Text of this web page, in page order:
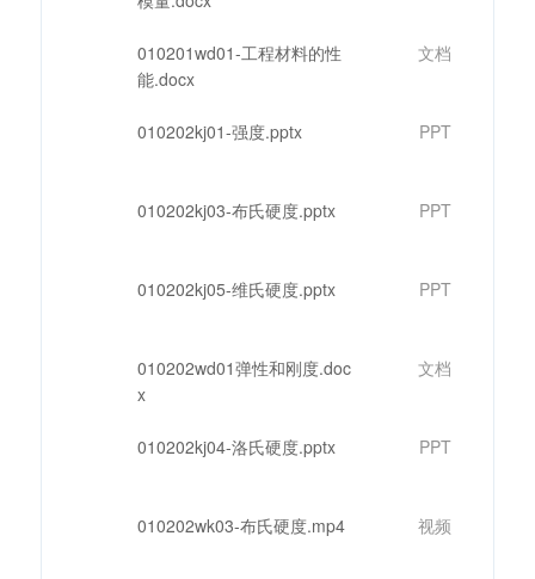
010201wd01-工程材料的性
能.docx
文档
010202kj01-强度.pptx PPT
010202kj03-布氏硬度.pptx PPT
010202kj05-维氏硬度.pptx PPT
010202wd01弹性和刚度.doc
x
文档
010202kj04-洛氏硬度.pptx PPT
010202wk03-布氏硬度.mp4 视频